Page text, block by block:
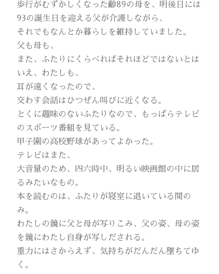
歩行がむずかしくなった齢89の母を、明後日には
93の誕生日を迎える父が介護しながら、
それでもなんとか暮らしを維持していました。
父も母も、
また、ふたりにくらべればそれほどではないとは
いえ、わたしも、
耳が遠くなったので、
交わす会話はひつぜん叫びに近くなる。
とくに趣味のないふたりなので、もっぱらテレビ
のスポーツ番組を見ている。
甲子園の高校野球があってよかった。
テレビはまた、
大音量のため、四六時中、明るい映画館の中に居
るみたいなもの。
本を読むのは、ふたりが寝室に退いている間の
み。
わたしの鏡に父と母が写りこみ、父の姿、母の姿
を鏡にわたし自身が写しだされる。
重力にはさからえず、気持ちがだんだん墜ちてゆ
く。